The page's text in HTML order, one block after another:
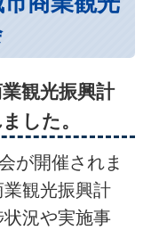
観光振興計
した。
が開催されま
観光振興計
況や実施事